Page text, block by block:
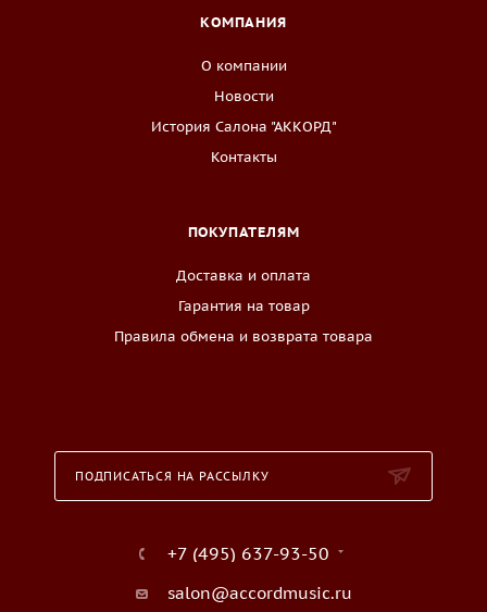
КОМПАНИЯ
О компании
Новости
История Салона "АККОРД"
Контакты
ПОКУПАТЕЛЯМ
Доставка и оплата
Гарантия на товар
Правила обмена и возврата товара
ПОДПИСАТЬСЯ НА РАССЫЛКУ
+7 (495) 637-93-50
salon@accordmusic.ru